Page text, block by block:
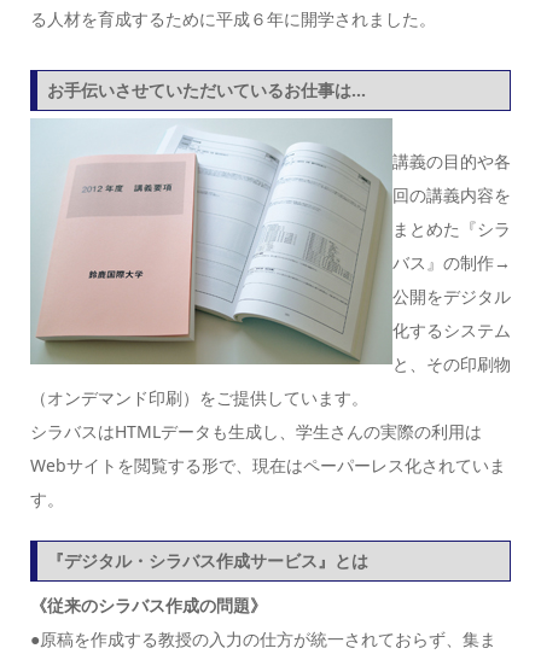
る人材を育成するために平成６年に開学されました。
お手伝いさせていただいているお仕事は…
講義の目的や各
回の講義内容を
まとめた『シラ
バス』の制作→
公開をデジタル
化するシステム
と、その印刷物
（オンデマンド印刷）をご提供しています。
シラバスはHTMLデータも生成し、学生さんの実際の利用は
Webサイトを閲覧する形で、現在はペーパーレス化されていま
す。
『デジタル・シラバス作成サービス』とは
《従来のシラバス作成の問題》
●原稿を作成する教授の入力の仕方が統一されておらず、集ま